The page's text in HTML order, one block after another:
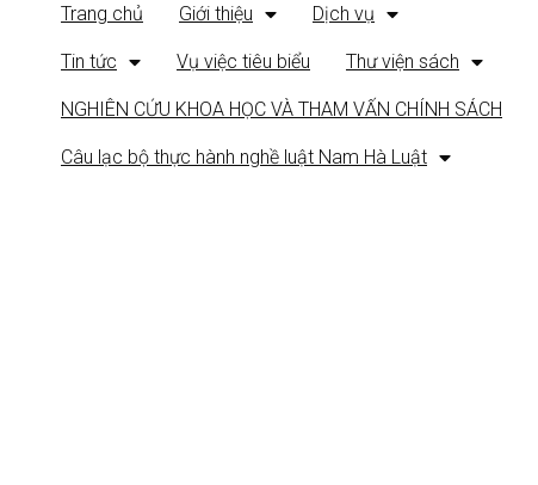
Trang chủ Giới thiệu Dịch vụ
Tin tức Vụ việc tiêu biểu Thư viện sách
NGHIÊN CỨU KHOA HỌC VÀ THAM VẤN CHÍNH SÁCH
Câu lạc bộ thực hành nghề luật Nam Hà Luật